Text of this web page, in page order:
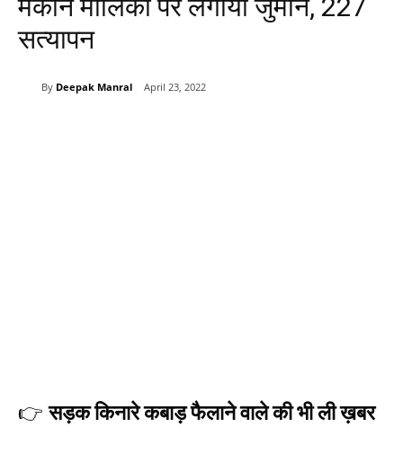
मकान मालिकों पर लगाया जुर्मान, 227
सत्यापन
By Deepak Manral April 23, 2022
👉सड़क किनारे कबाड़ फैलाने वाले की भी ली ख़बर